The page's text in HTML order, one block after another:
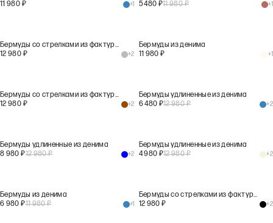
11 980 ₽ +1
5 480 ₽11 980₽ +1
Бермуды со стрелками из фактурной шерсти
12 980 ₽ +2
Бермуды из денима
11 980 ₽ +1
Бермуды со стрелками из фактурной шерсти
12 980 ₽ +2
Бермуды удлиненные из денима
6 480 ₽12 980₽ +2
Бермуды удлиненные из денима
8 980 ₽12 980₽ +2
Бермуды удлиненные из денима
4 980 ₽12 980₽ +2
Бермуды из денима
6 980 ₽11 980₽ +1
Бермуды со стрелками из фактурной шерсти
12 980 ₽ +2